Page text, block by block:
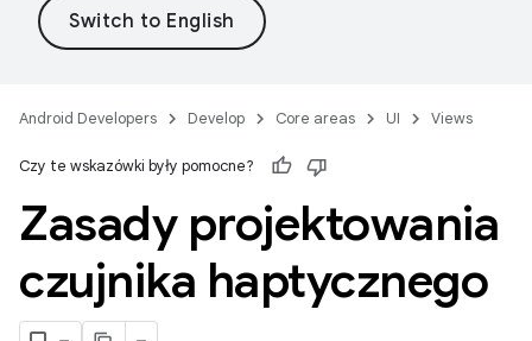
Android Developers Develop Core areas UI Views
Czy te wskazówki były pomocne?
Zasady projektowania
czujnika haptycznego